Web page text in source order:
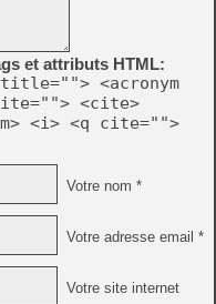
et attributs HTML:
<acronym
<cite>
<i> <q cite="">
Votre nom *
Votre adresse email *
Votre site internet